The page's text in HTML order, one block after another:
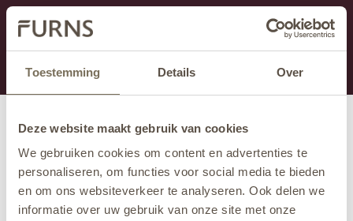
Toestemming Details Over
Deze website maakt gebruik van cookies
We gebruiken cookies om content en advertenties te
personaliseren, om functies voor social media te bieden
en om ons websiteverkeer te analyseren. Ook delen we
informatie over uw gebruik van onze site met onze
Dit onderdeel is momenteel in onderhoud.
Als je informatie mist kun je ons bellen +31 413 274
168 of mailen
info@furns.com